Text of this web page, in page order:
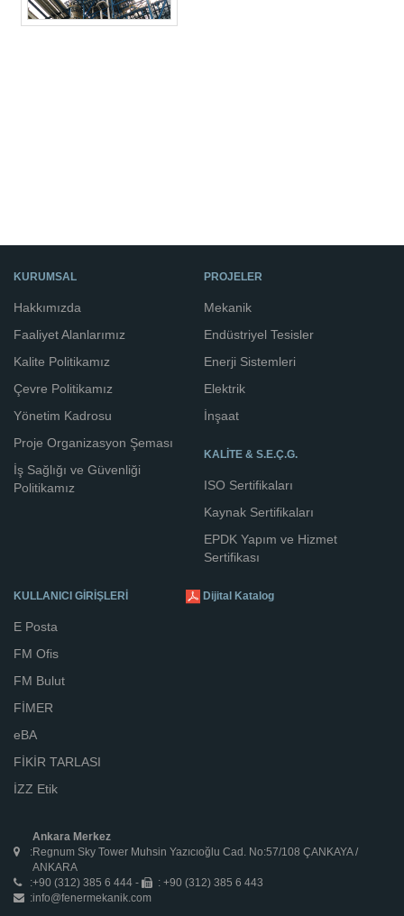
KURUMSAL
Hakkımızda
Faaliyet Alanlarımız
Kalite Politikamız
Çevre Politikamız
Yönetim Kadrosu
Proje Organizasyon Şeması
İş Sağlığı ve Güvenliği
Politikamız
PROJELER
Mekanik
Endüstriyel Tesisler
Enerji Sistemleri
Elektrik
İnşaat
KALİTE & S.E.Ç.G.
ISO Sertifikaları
Kaynak Sertifikaları
EPDK Yapım ve Hizmet
Sertifikası
KULLANICI GİRİŞLERİ
E Posta
FM Ofis
FM Bulut
FİMER
eBA
FİKİR TARLASI
İZZ Etik
Dijital Katalog
Ankara Merkez
:Regnum Sky Tower Muhsin Yazıcıoğlu Cad. No:57/108 ÇANKAYA /
ANKARA
:+90 (312) 385 6 444 -
: +90 (312) 385 6 443
:info@fenermekanik.com